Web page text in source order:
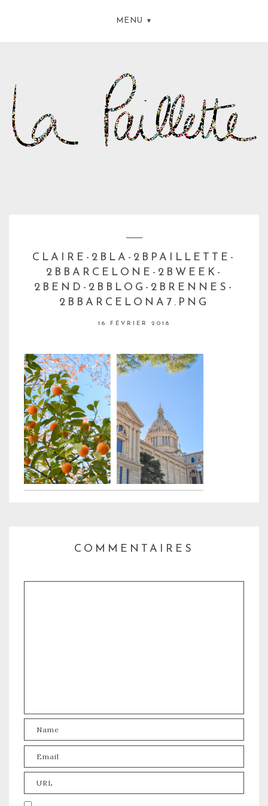
MENU
CLAIRE-2BLA-2BPAILLETTE-
2BBARCELONE-2BWEEK-
2BEND-2BBLOG-2BRENNES-
2BBARCELONA7.PNG
16 FÉVRIER 2018
COMMENTAIRES